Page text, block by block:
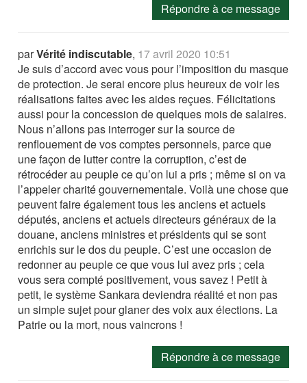
Répondre à ce message
parVérité indiscutable, 17 avril 2020 10:51
Je suis d’accord avec vous pour l’imposition du masque
de protection. Je serai encore plus heureux de voir les
réalisations faites avec les aides reçues. Félicitations
aussi pour la concession de quelques mois de salaires.
Nous n’allons pas interroger sur la source de
renflouement de vos comptes personnels, parce que
une façon de lutter contre la corruption, c’est de
rétrocéder au peuple ce qu’on lui a pris ; même si on va
l’appeler charité gouvernementale. Voilà une chose que
peuvent faire également tous les anciens et actuels
députés, anciens et actuels directeurs généraux de la
douane, anciens ministres et présidents qui se sont
enrichis sur le dos du peuple. C’est une occasion de
redonner au peuple ce que vous lui avez pris ; cela
vous sera compté positivement, vous savez ! Petit à
petit, le système Sankara deviendra réalité et non pas
un simple sujet pour glaner des voix aux élections. La
Patrie ou la mort, nous vaincrons !
Répondre à ce message